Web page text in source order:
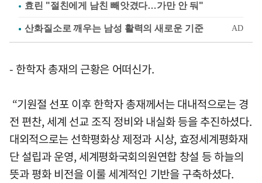
효린 "절친에게 남친 빼앗겼다…가만 안 둬"
- 한학자 총재의 근황은 어떠신가.
“기원절 선포 이후 한학자 총재께서는 대내적으로는 경
전 편찬, 세계 선교 조직 정비와 내실화 등을 추진하셨다.
대외적으로는 선학평화상 제정과 시상, 효정세계평화재
단 설립과 운영, 세계평화국회의원연합 창설 등 하늘의
뜻과 평화 비전을 이룰 세계적인 기반을 구축하셨다.